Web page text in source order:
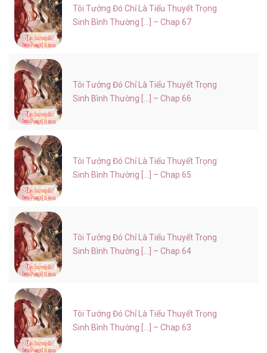
Tôi Tưởng Đó Chỉ Là Tiểu Thuyết Trọng
Sinh Bình Thường [...] – Chap 67
Tôi Tưởng Đó Chỉ Là Tiểu Thuyết Trọng
Sinh Bình Thường [...] – Chap 66
Tôi Tưởng Đó Chỉ Là Tiểu Thuyết Trọng
Sinh Bình Thường [...] – Chap 65
Tôi Tưởng Đó Chỉ Là Tiểu Thuyết Trọng
Sinh Bình Thường [...] – Chap 64
Tôi Tưởng Đó Chỉ Là Tiểu Thuyết Trọng
Sinh Bình Thường [...] – Chap 63